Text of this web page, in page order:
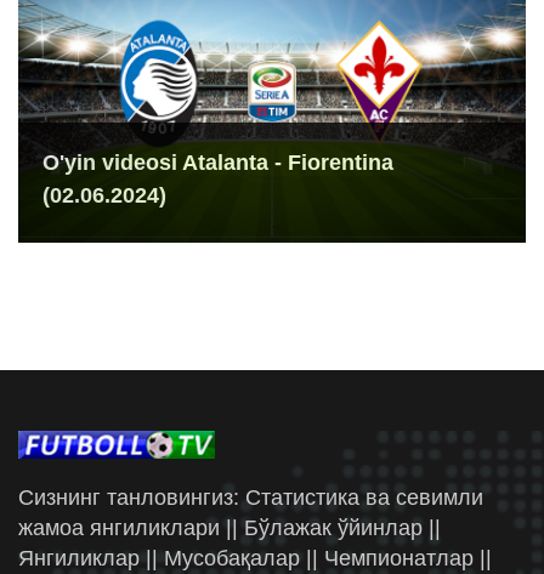
O'yin videosi Atalanta - Fiorentina
(02.06.2024)
Сизнинг танловингиз: Статистика ва севимли
жамоа янгиликлари || Бўлажак ўйинлар ||
Янгиликлар || Мусобақалар || Чемпионатлар ||